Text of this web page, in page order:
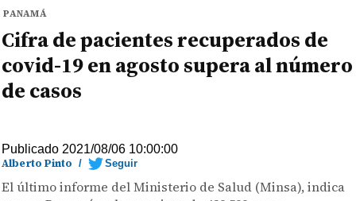
PANAMÁ
Cifra de pacientes recuperados de
covid-19 en agosto supera al número
de casos
Publicado 2021/08/06 10:00:00
Alberto Pinto / Seguir
El último informe del Ministerio de Salud (Minsa), indica